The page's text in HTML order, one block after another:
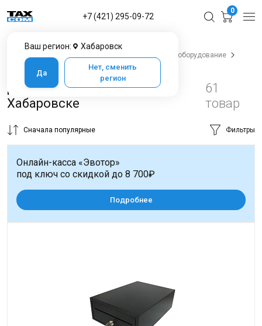
Ваш регион: Хабаровск
Да
Нет, сменить
регион
+7 (421) 295-09-72
0
POS-оборудование
Денежные ящики
Денежные ящики в
Хабаровске
61
товар
Сначала популярные Фильтры
Онлайн-касса «Эвотор»
под ключ со скидкой до 8 700₽
Подробнее